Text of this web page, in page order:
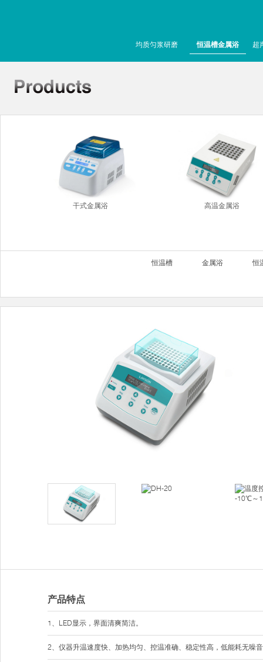
均质匀浆研磨 恒温槽金属浴 超
干式金属浴 高温金属浴
恒温槽 金属浴 恒
产品特点
1、LED显示，界面清爽简洁。
2、仪器升温速度快、加热均匀、控温准确、稳定性高，低能耗无噪